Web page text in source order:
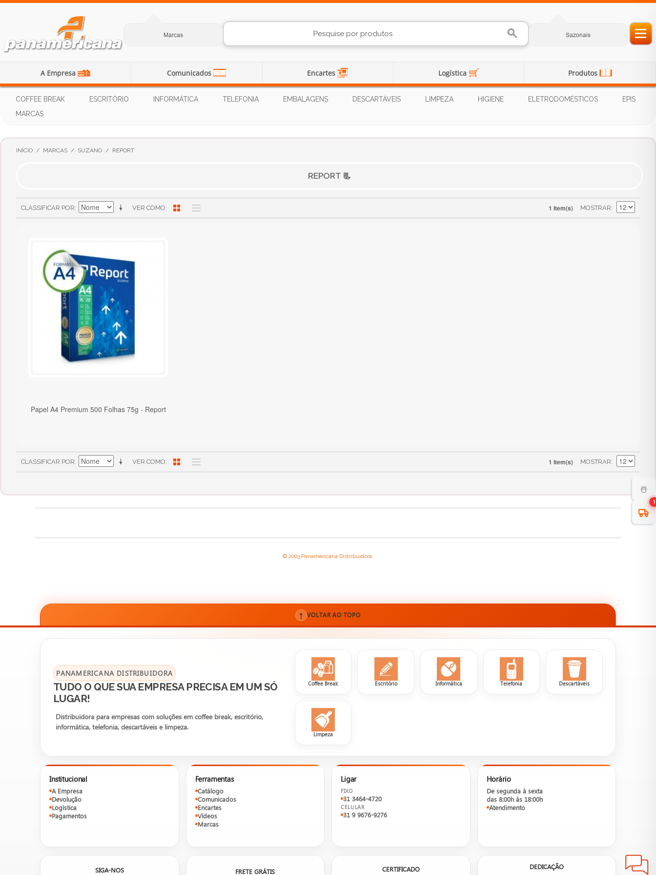
Marcas Sazonais
A Empresa Comunicados Encartes Logística Produtos
COFFEE BREAK ESCRITÓRIO INFORMÁTICA TELEFONIA EMBALAGENS DESCARTÁVEIS LIMPEZA HIGIENE ELETRODOMÉSTICOS
EPIS
MARCAS
INÍCIO / MARCAS / SUZANO / REPORT
REPORT 📃
VER COMO
CLASSIFICAR POR 1 Item(s) MOSTRAR
Papel A4 Premium 500 Folhas 75g - Report
VER COMO
CLASSIFICAR POR 1 Item(s) MOSTRAR
☃️
1
© 2003 Panamericana Distribuidora.
↑ VOLTAR AO TOPO
PANAMERICANA DISTRIBUIDORA
TUDO O QUE SUA EMPRESA PRECISA EM UM SÓ
LUGAR!
Distribuidora para empresas com soluções em coffee break, escritório,
informática, telefonia, descartáveis e limpeza.
Coffee Break Escritório Informática Telefonia Descartáveis
Limpeza
Institucional
A Empresa
Devolução
Logística
Pagamentos
Ferramentas
Catálogo
Comunicados
Encartes
Vídeos
Marcas
Ligar
FIXO
31 3464-4720
CELULAR
31 9 9676-9276
Horário
De segunda à sexta
das 8:00h às 18:00h
Atendimento
SIGA-NOS FRETE GRÁTIS CERTIFICADO DEDICAÇÃO